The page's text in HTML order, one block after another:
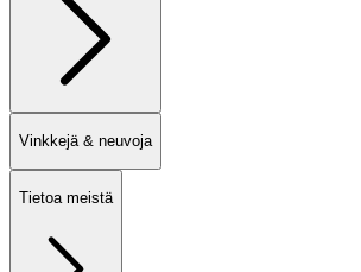
Vinkkejä & neuvoja
Tietoa meistä